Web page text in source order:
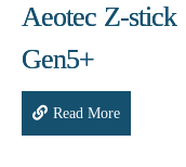
Aeotec Z-stick
Gen5+
Read More